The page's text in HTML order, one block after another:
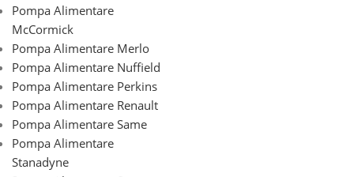
Pompa Alimentare
McCormick
Pompa Alimentare Merlo
Pompa Alimentare Nuffield
Pompa Alimentare Perkins
Pompa Alimentare Renault
Pompa Alimentare Same
Pompa Alimentare
Stanadyne